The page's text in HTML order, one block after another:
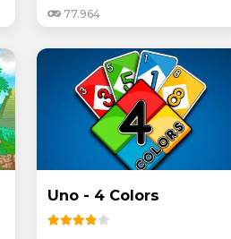
77.964
Uno - 4 Colors